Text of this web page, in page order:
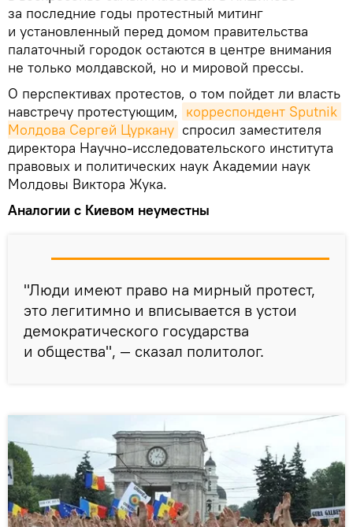
за последние годы протестный митинг
и установленный перед домом правительства
палаточный городок остаются в центре внимания
не только молдавской, но и мировой прессы.
О перспективах протестов, о том пойдет ли власть
навстречу протестующим, корреспондент Sputnik
Молдова Сергей Цуркану спросил заместителя
директора Научно-исследовательского института
правовых и политических наук Академии наук
Молдовы Виктора Жука.
Аналогии с Киевом неуместны
"Люди имеют право на мирный протест,
это легитимно и вписывается в устои
демократического государства
и общества", — сказал политолог.